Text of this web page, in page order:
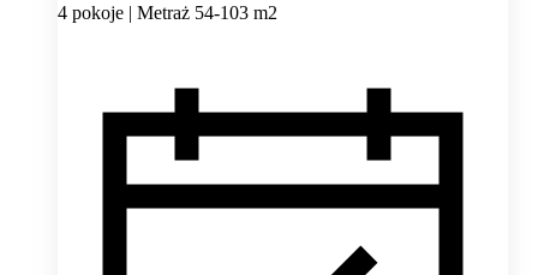
4 pokoje | Metraż 54-103 m2